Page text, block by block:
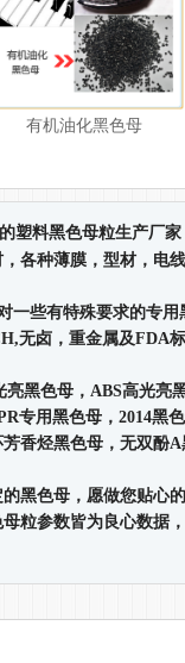
有机油化黑色母
塑料黑色母粒生产厂
各种薄膜，型材，电
一些有特殊要求的专
无卤，重金属及FDA标
黑色母，ABS高光
专用黑色母，2014黑
香烃黑色母，无双酚
黑色母，愿做您贴心的
粒参数皆为良心数据